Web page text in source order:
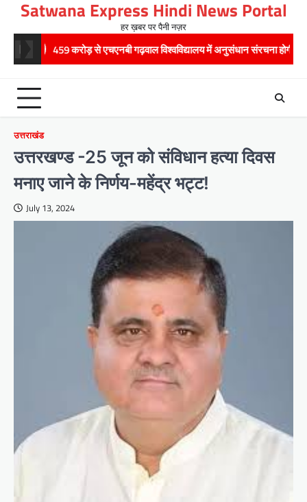
content
Satwana Express Hindi News Portal
हर ख़बर पर पैनी नज़र
करोड़ से एचएनबी गढ़वाल विश्वविद्यालय में अनुसंधान संरचना होगी सुदृढ,उच्च शिक्षा
उत्तराखंड
उत्तरखण्ड -25 जून को संविधान हत्या दिवस
मनाए जाने के निर्णय-महेंद्र भट्ट!
July 13, 2024